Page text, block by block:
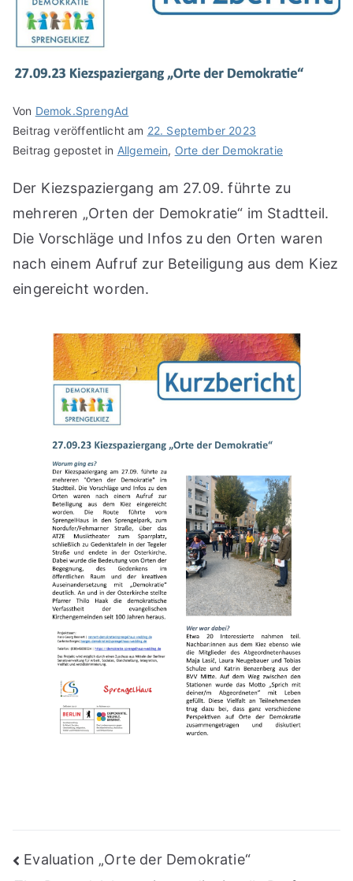
Von Demok.SprengAd
Beitrag veröffentlicht am 22. September 2023
Beitrag gepostet in Allgemein, Orte der Demokratie
Der Kiezspaziergang am 27.09. führte zu
mehreren „Orten der Demokratie“ im Stadtteil.
Die Vorschläge und Infos zu den Orten waren
nach einem Aufruf zur Beteiligung aus dem Kiez
eingereicht worden.
Beitragsnavigation
Evaluation „Orte der Demokratie“